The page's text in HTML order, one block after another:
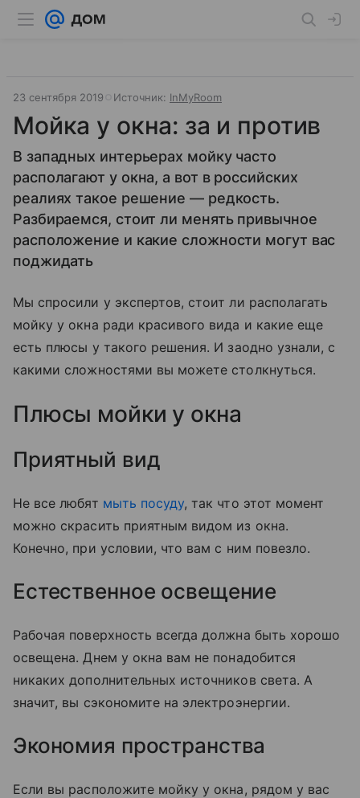
23 сентября 2019 Источник: InMyRoom
Мойка у окна: за и против
В западных интерьерах мойку часто
располагают у окна, а вот в российских
реалиях такое решение — редкость.
Разбираемся, стоит ли менять привычное
расположение и какие сложности могут вас
поджидать
Мы спросили у экспертов, стоит ли располагать
мойку у окна ради красивого вида и какие еще
есть плюсы у такого решения. И заодно узнали, с
какими сложностями вы можете столкнуться.
Плюсы мойки у окна
Приятный вид
Не все любят мыть посуду, так что этот момент
можно скрасить приятным видом из окна.
Конечно, при условии, что вам с ним повезло.
Естественное освещение
Рабочая поверхность всегда должна быть хорошо
освещена. Днем у окна вам не понадобится
никаких дополнительных источников света. А
значит, вы сэкономите на электроэнергии.
Экономия пространства
Если вы расположите мойку у окна, рядом у вас